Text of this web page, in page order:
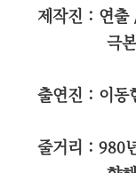
제작진 : 연출
극본 /
출연진 : 이동
줄거리 : 980